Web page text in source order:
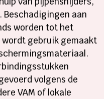
aan
worden tot het
gebruik gemaakt
volgens de
VAM of lokale